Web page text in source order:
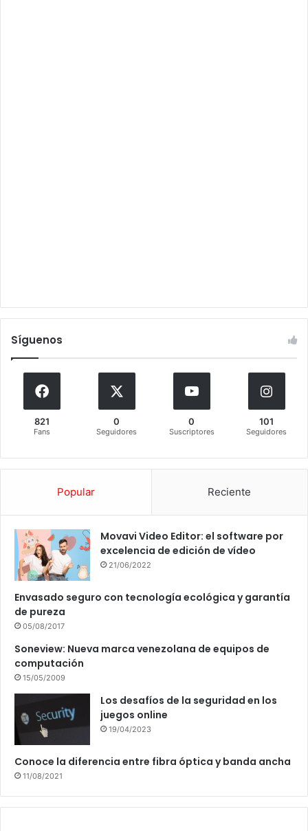
Síguenos
821
Fans
0
Seguidores
0
Suscriptores
101
Seguidores
Popular Reciente
Movavi Video Editor: el software por
excelencia de edición de vídeo
21/06/2022
Envasado seguro con tecnología ecológica y garantía
de pureza
05/08/2017
Soneview: Nueva marca venezolana de equipos de
computación
15/05/2009
Los desafíos de la seguridad en los
juegos online
19/04/2023
Conoce la diferencia entre fibra óptica y banda ancha
11/08/2021